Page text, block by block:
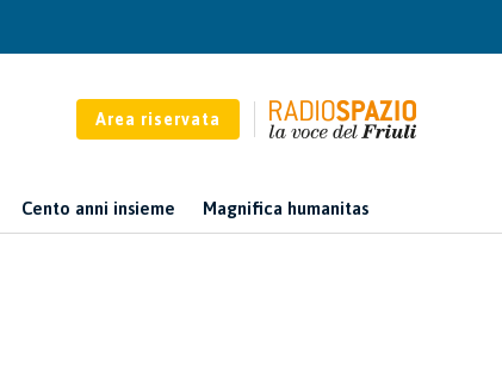
Area riservata
Cento anni insieme Magnifica humanitas